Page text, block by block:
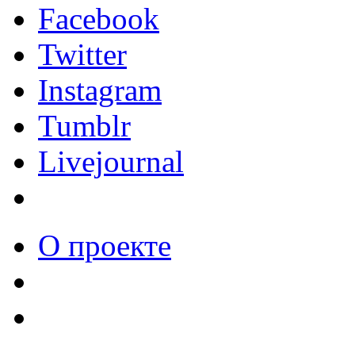
Facebook
Twitter
Instagram
Tumblr
Livejournal
О проекте